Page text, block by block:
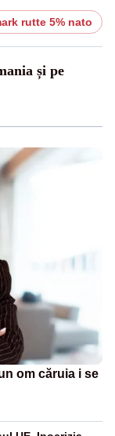
rutte 5% nato
și pe
om căruia i se